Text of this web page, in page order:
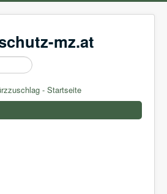
mz.at
- Startseite